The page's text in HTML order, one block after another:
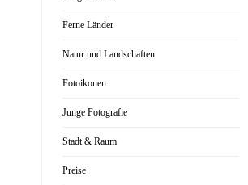
Ferne Länder
Natur und Landschaften
Fotoikonen
Junge Fotografie
Stadt & Raum
Preise